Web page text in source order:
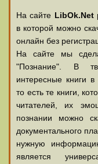
На сайте LibOk.Net
в которой можно
онлайн без
На сайте мы
"Познание". В
интересные книги
то есть те книги,
читателей, их
познании можно
документального
нужную
является